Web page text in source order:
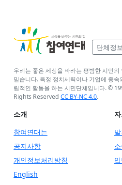
단체정
우리는 좋은 세상을 바라는 평범한 시민
믿습니다. 특정 정치세력이나 기업에 종
립적인 활동을 하는 시민단체입니다. ©
Rights Reserved CC BY-NC 4.0.
소개
참여연대는
공지사항
개인정보처리방침
English